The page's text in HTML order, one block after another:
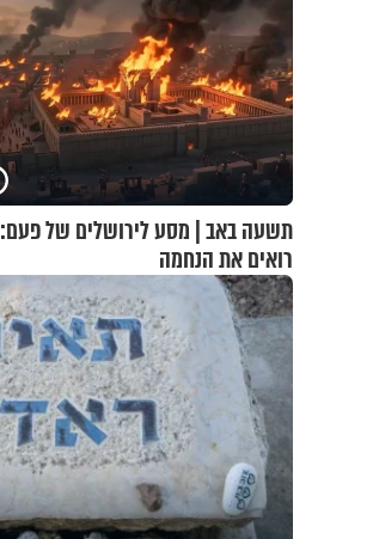
תשעה באב | מסע לירושלים של פעם:
רואים את הנחמה